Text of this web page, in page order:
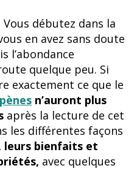
débutez dans la
en avez sans doute
l’abondance
quelque peu. Si
exactement ce que le
n’auront plus
après la lecture de cet
les différentes façons
leurs bienfaits et
avec quelques